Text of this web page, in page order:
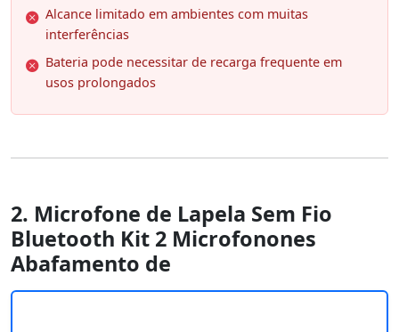
Alcance limitado em ambientes com muitas
interferências
Bateria pode necessitar de recarga frequente em
usos prolongados
2. Microfone de Lapela Sem Fio
Bluetooth Kit 2 Microfonones
Abafamento de